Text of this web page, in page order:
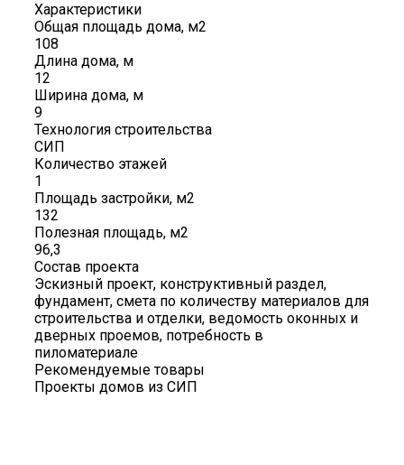
Характеристики
Общая площадь дома, м2
108
Длина дома, м
12
Ширина дома, м
9
Технология строительства
СИП
Количество этажей
1
Площадь застройки, м2
132
Полезная площадь, м2
96,3
Состав проекта
Эскизный проект, конструктивный раздел,
фундамент, смета по количеству материалов для
строительства и отделки, ведомость оконных и
дверных проемов, потребность в
пиломатериале
Рекомендуемые товары
Проекты домов из СИП